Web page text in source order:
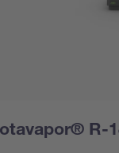
R-